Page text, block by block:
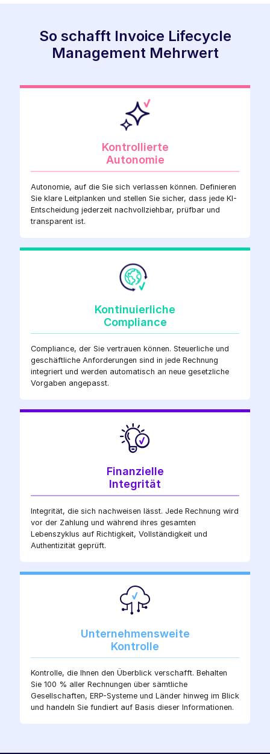
So schafft Invoice Lifecycle
Management Mehrwert
Kontrollierte
Autonomie
Autonomie, auf die Sie sich verlassen können. Definieren
Sie klare Leitplanken und stellen Sie sicher, dass jede KI-
Entscheidung jederzeit nachvollziehbar, prüfbar und
transparent ist.
Kontinuierliche
Compliance
Compliance, der Sie vertrauen können. Steuerliche und
geschäftliche Anforderungen sind in jede Rechnung
integriert und werden automatisch an neue gesetzliche
Vorgaben angepasst.
Finanzielle
Integrität
Integrität, die sich nachweisen lässt. Jede Rechnung wird
vor der Zahlung und während ihres gesamten
Lebenszyklus auf Richtigkeit, Vollständigkeit und
Authentizität geprüft.
Unternehmensweite
Kontrolle
Kontrolle, die Ihnen den Überblick verschafft. Behalten
Sie 100 % aller Rechnungen über sämtliche
Gesellschaften, ERP-Systeme und Länder hinweg im Blick
und handeln Sie fundiert auf Basis dieser Informationen.